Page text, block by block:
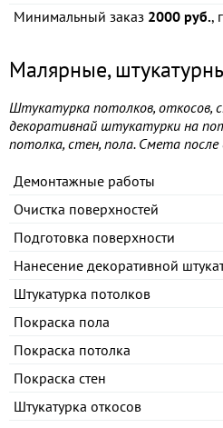
Минимальный заказ 2000 руб.,
Малярные,
Штукатурка потолков, откосов,
декоративнай штукатурки на
потолка, стен, пола. Смета
Демонтажные работы
Очистка поверхностей
Подготовка поверхности
Нанесение декоративной
Штукатурка потолков
Покраска пола
Покраска потолка
Покраска стен
Штукатурка откосов